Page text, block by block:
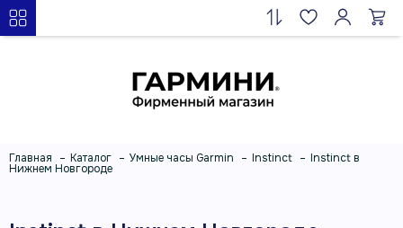
Главная Каталог Умные часы Garmin Instinct Instinct в
Нижнем Новгороде